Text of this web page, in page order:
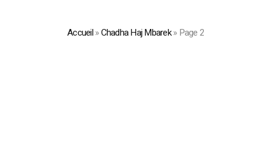
Accueil»Chadha Haj Mbarek»Page 2